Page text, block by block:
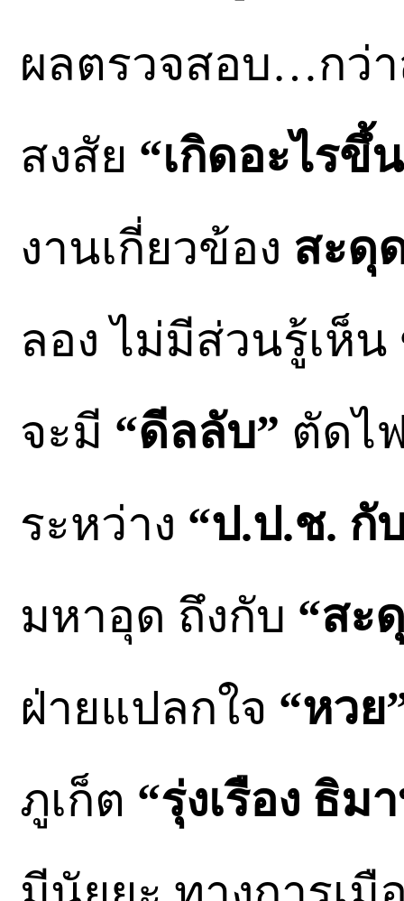
ผลตรวจสอบ…กว่
สงสัย “เกิดอะไรขึ้
งานเกี่ยวข้อง สะดุ
ลอง ไม่มีส่วนรู้เห็
จะมี “ดีลลับ” ตัดไ
ระหว่าง “ป.ป.ช. กั
มหาอุด ถึงกับ “สะ
ฝ่ายแปลกใจ “หวย
ภูเก็ต “รุ่งเรือง ธิม